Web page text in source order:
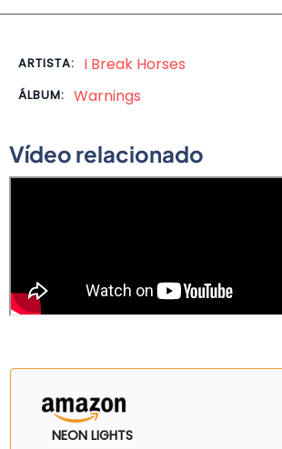
ARTISTA: I Break Horses
ÁLBUM: Warnings
Vídeo relacionado
NEON LIGHTS